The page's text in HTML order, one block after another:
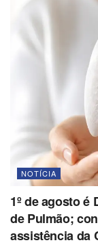
NOTÍCIA
1º de agosto é
de Pulmão;
assistência da